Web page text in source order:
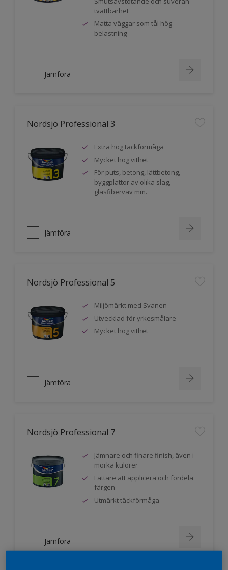
tvättbarhet
Matta väggar som tål hög
belastning
Jämföra
Nordsjö Professional 3
Extra hög täckförmåga
Mycket hög vithet
För puts, betong, lättbetong,
byggplattor av olika slag,
glasfiberväv mm.
Jämföra
Nordsjö Professional 5
Miljömärkt med Svanen
Utvecklad för yrkesmålare
Mycket hög vithet
Jämföra
Nordsjö Professional 7
Jämnare och finare finish, även i
mörka kulörer
Lättare att applicera och fördela
färgen
Utmärkt täckförmåga
Jämföra